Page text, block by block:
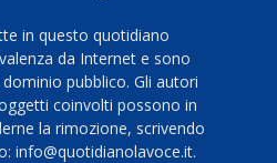
in questo quotidiano
da Internet e sono
pubblico. Gli autori
coinvolti possono in
la rimozione, scrivendo
info@quotidianolavoce.it.